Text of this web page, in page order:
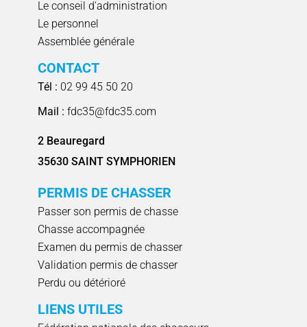
Le conseil d'administration
Le personnel
Assemblée générale
CONTACT
Tél : 02 99 45 50 20
Mail : fdc35@fdc35.com
2 Beauregard
35630 SAINT SYMPHORIEN
PERMIS DE CHASSER
Passer son permis de chasse
Chasse accompagnée
Examen du permis de chasser
Validation permis de chasser
Perdu ou détérioré
LIENS UTILES